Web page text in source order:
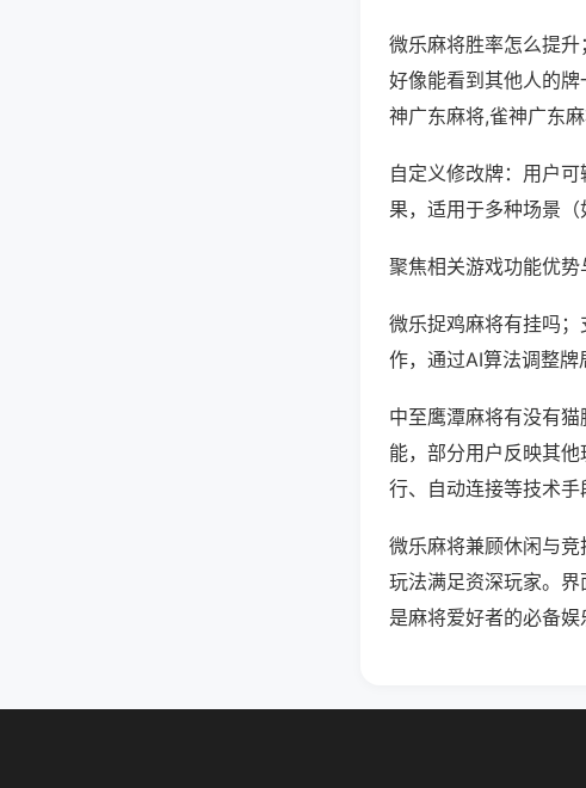
微乐麻将胜率怎么提
好像能看到其他人的
神广东麻将,雀神广东
自定义修改牌：用户
果，适用于多种场景（
聚焦相关游戏功能优势
微乐捉鸡麻将有挂吗
作，通过AI算法调整牌
中至鹰潭麻将有没有猫
能，部分用户反映其他
行、自动连接等技术手
微乐麻将兼顾休闲与
玩法满足资深玩家。界
是麻将爱好者的必备娱